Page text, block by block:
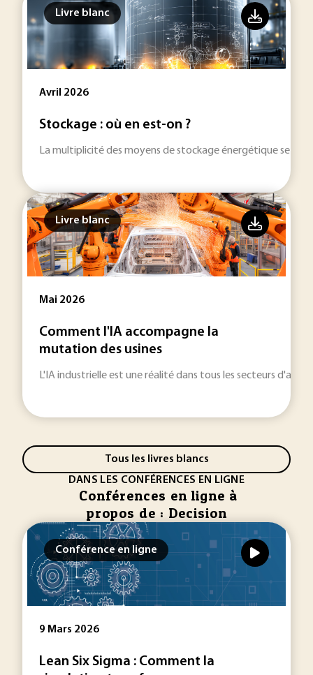
Livre blanc
Avril 2026
Stockage : où en est-on ?
La multiplicité des moyens de stockage énergétique se
Livre blanc
Mai 2026
Comment l'IA accompagne la
mutation des usines
L'IA industrielle est une réalité dans tous les secteurs
Tous les livres blancs
DANS LES CONFÉRENCES EN LIGNE
Conférences en ligne à
propos de : Decision
Conférence en ligne
9 Mars 2026
Lean Six Sigma : Comment la